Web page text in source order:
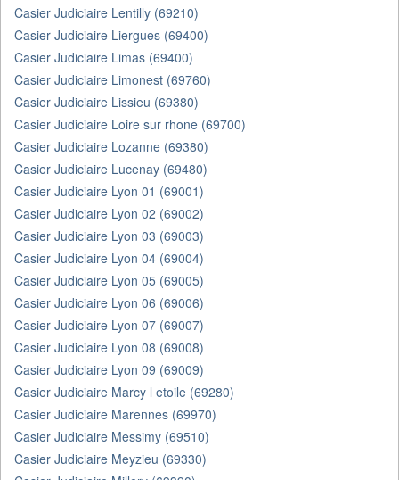
Casier Judiciaire Lentilly (69210)
Casier Judiciaire Liergues (69400)
Casier Judiciaire Limas (69400)
Casier Judiciaire Limonest (69760)
Casier Judiciaire Lissieu (69380)
Casier Judiciaire Loire sur rhone (69700)
Casier Judiciaire Lozanne (69380)
Casier Judiciaire Lucenay (69480)
Casier Judiciaire Lyon 01 (69001)
Casier Judiciaire Lyon 02 (69002)
Casier Judiciaire Lyon 03 (69003)
Casier Judiciaire Lyon 04 (69004)
Casier Judiciaire Lyon 05 (69005)
Casier Judiciaire Lyon 06 (69006)
Casier Judiciaire Lyon 07 (69007)
Casier Judiciaire Lyon 08 (69008)
Casier Judiciaire Lyon 09 (69009)
Casier Judiciaire Marcy l etoile (69280)
Casier Judiciaire Marennes (69970)
Casier Judiciaire Messimy (69510)
Casier Judiciaire Meyzieu (69330)